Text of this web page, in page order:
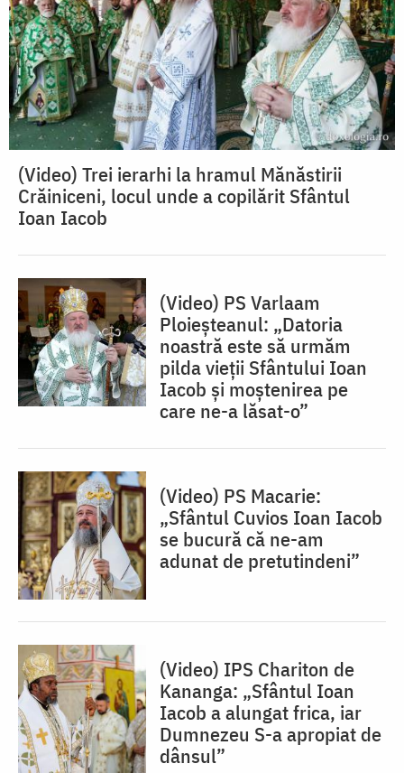
(Video) Trei ierarhi la hramul Mănăstirii
Crăiniceni, locul unde a copilărit Sfântul
Ioan Iacob
(Video) PS Varlaam
Ploieșteanul: „Datoria
noastră este să urmăm
pilda vieții Sfântului Ioan
Iacob și moștenirea pe
care ne-a lăsat-o”
(Video) PS Macarie:
„Sfântul Cuvios Ioan Iacob
se bucură că ne-am
adunat de pretutindeni”
(Video) IPS Chariton de
Kananga: „Sfântul Ioan
Iacob a alungat frica, iar
Dumnezeu S-a apropiat de
dânsul”